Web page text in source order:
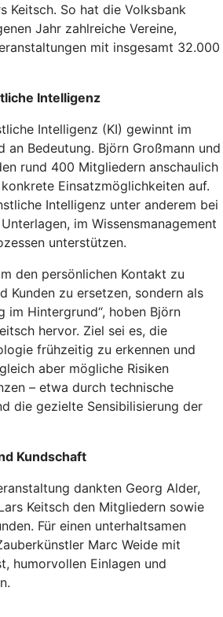
Keitsch. So hat die Volksbank
Jahr zahlreiche Vereine,
mit insgesamt 32.000
Intelligenz
Intelligenz (KI) gewinnt im
an Bedeutung. Björn Großmann und
rund 400 Mitgliedern anschaulich
Einsatzmöglichkeiten auf.
Intelligenz unter anderem bei
im Wissensmanagement
unterstützen.
den persönlichen Kontakt zu
Kunden zu ersetzen, sondern als
im Hintergrund“, hoben Björn
hervor. Ziel sei es, die
frühzeitig zu erkennen und
aber mögliche Risiken
– etwa durch technische
die gezielte Sensibilisierung der
Kundschaft
dankten Georg Alder,
Keitsch den Mitgliedern sowie
Für einen unterhaltsamen
Marc Weide mit
humorvollen Einlagen und